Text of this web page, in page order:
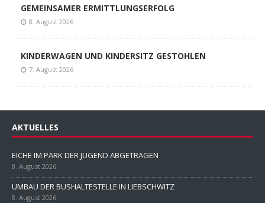
GEMEINSAMER ERMITTLUNGSERFOLG
8. August 2026
KINDERWAGEN UND KINDERSITZ GESTOHLEN
7. August 2026
AKTUELLES
EICHE IM PARK DER JUGEND ABGETRAGEN
8. August 2026
UMBAU DER BUSHALTESTELLE IN LIEBSCHWITZ
8. August 2026